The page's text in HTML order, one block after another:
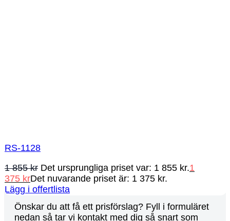
RS-1128
1 855kr Det ursprungliga priset var: 1 855 kr.1
375 krDet nuvarande priset är: 1 375 kr.
Lägg i offertlista
Önskar du att få ett prisförslag? Fyll i formuläret
nedan så tar vi kontakt med dig så snart som